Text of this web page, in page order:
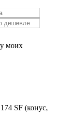
моих
SF (конус,